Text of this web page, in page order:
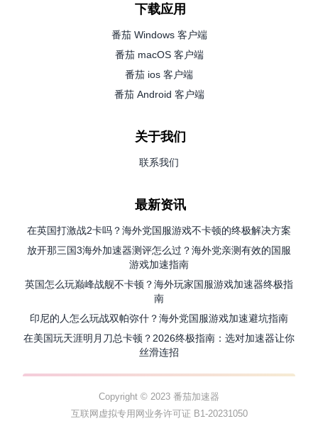
下载应用
番茄 Windows 客户端
番茄 macOS 客户端
番茄 ios 客户端
番茄 Android 客户端
关于我们
联系我们
最新资讯
在英国打激战2卡吗？海外党国服游戏不卡顿的终极解决方案
放开那三国3海外加速器测评怎么过？海外党亲测有效的国服
游戏加速指南
英国怎么玩巅峰战舰不卡顿？海外玩家国服游戏加速器终极指
南
印尼的人怎么玩战双帕弥什？海外党国服游戏加速避坑指南
在美国玩天涯明月刀总卡顿？2026终极指南：选对加速器让你
丝滑连招
Copyright © 2023 番茄加速器
互联网虚拟专用网业务许可证 B1-20231050